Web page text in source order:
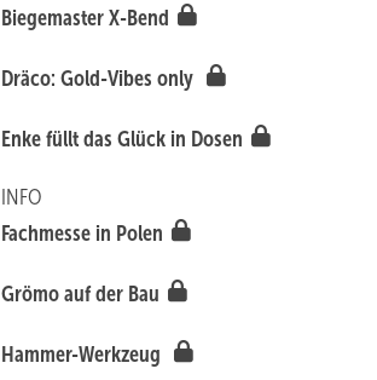
Biegem aster X-Bend
Dräco: Gold-Vibes only
Enke füllt das Glück in Dosen
INFO
Fachmesse in Polen
Grömo auf der Bau
Hammer-Werkzeug